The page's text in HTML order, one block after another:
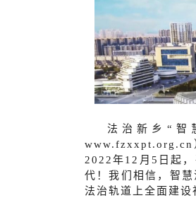
法治新乡“智
www.fzxxpt.org.cn
2022年12月5日起
代！我们相信，智
法治轨道上全面建